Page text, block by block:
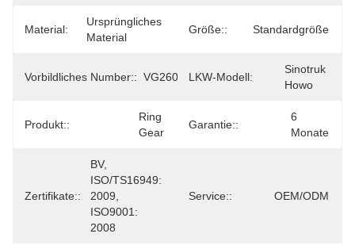
Material:
Ursprüngliches
Material
Größe:: Standardgröße
Vorbildliches Number:: VG2600020208
LKW-Modell:
Sinotruk
Howo
Produkt::
Ring
Gear
Garantie::
6
Monate
Zertifikate::
BV,
ISO/TS16949:
2009,
ISO9001:
2008
Service:: OEM/ODM